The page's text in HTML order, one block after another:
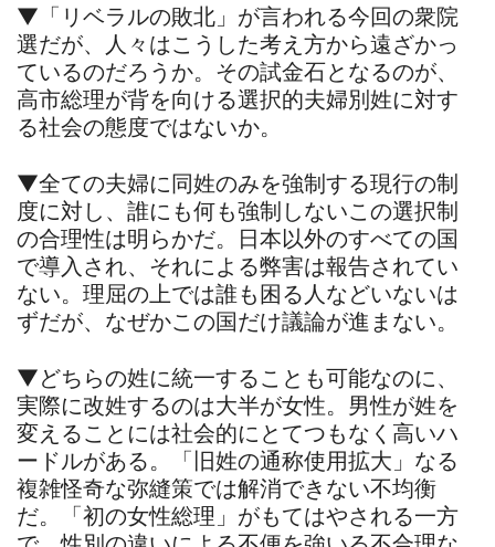
▼「リベラルの敗北」が言われる今回の衆院
選だが、人々はこうした考え方から遠ざかっ
ているのだろうか。その試金石となるのが、
高市総理が背を向ける選択的夫婦別姓に対す
る社会の態度ではないか。
▼全ての夫婦に同姓のみを強制する現行の制
度に対し、誰にも何も強制しないこの選択制
の合理性は明らかだ。日本以外のすべての国
で導入され、それによる弊害は報告されてい
ない。理屈の上では誰も困る人などいないは
ずだが、なぜかこの国だけ議論が進まない。
▼どちらの姓に統一することも可能なのに、
実際に改姓するのは大半が女性。男性が姓を
変えることには社会的にとてつもなく高いハ
ードルがある。「旧姓の通称使用拡大」なる
複雑怪奇な弥縫策では解消できない不均衡
だ。「初の女性総理」がもてはやされる一方